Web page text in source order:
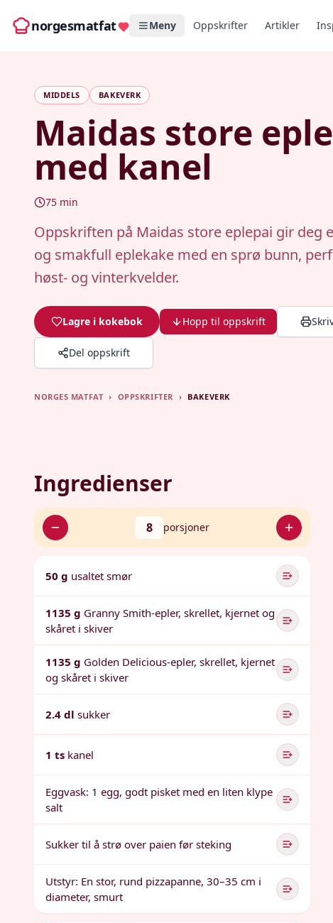
norgesmatfat Meny Oppskrifter Artikler
MIDDELS BAKEVERK
Maidas store
med kanel
75 min
Oppskriften på Maidas store eplepai gir deg
og smakfull eplekake med en sprø bunn,
høst- og vinterkvelder.
Lagre i kokebok Hopp til oppskrift
Del oppskrift
NORGES MATFAT › OPPSKRIFTER › BAKEVERK
Ingredienser
8 porsjoner
50 g usaltet smør
1135 g Granny Smith-epler, skrellet, kjernet og
skåret i skiver
1135 g Golden Delicious-epler, skrellet, kjernet
og skåret i skiver
2.4 dl sukker
1 ts kanel
Eggvask: 1 egg, godt pisket med en liten klype
salt
Sukker til å strø over paien før steking
Utstyr: En stor, rund pizzapanne, 30–35 cm i
diameter, smurt